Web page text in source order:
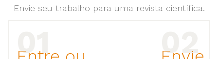
Envie seu trabalho para uma revista científica.